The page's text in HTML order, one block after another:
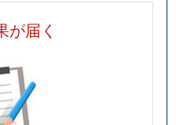
が届く